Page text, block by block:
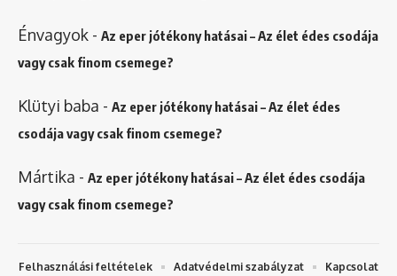
Énvagyok - Az eper jótékony hatásai – Az élet édes csodája
vagy csak finom csemege?
Klütyi baba - Az eper jótékony hatásai – Az élet édes
csodája vagy csak finom csemege?
Mártika - Az eper jótékony hatásai – Az élet édes csodája
vagy csak finom csemege?
Felhasználási feltételek Adatvédelmi szabályzat Kapcsolat